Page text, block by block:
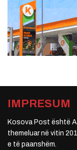
IMPRESUM
Kosova Post është
themeluar në vitin
e të paanshëm.